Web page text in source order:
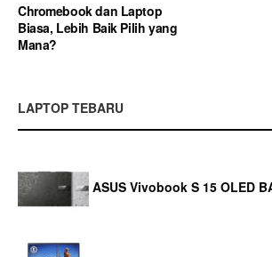
Chromebook dan Laptop
Biasa, Lebih Baik Pilih yang
Mana?
LAPTOP TEBARU
ASUS Vivobook S 15 OLED